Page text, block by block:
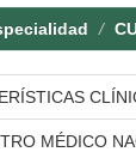
MÉDICO